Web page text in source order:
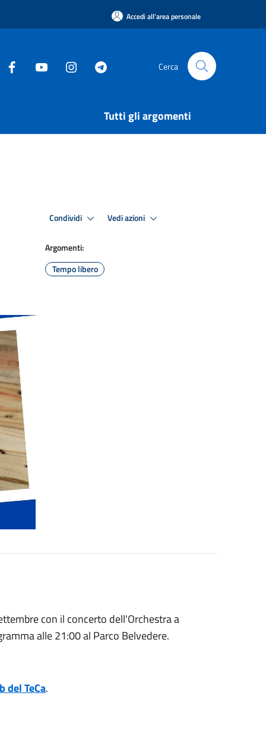
Accedi all'area personale
Cerca
Tutti gli argomenti
Condividi Vedi azioni
Argomenti:
Tempo libero
con il concerto dell'Orchestra a
alle 21:00 al Parco Belvedere.
del TeCa.